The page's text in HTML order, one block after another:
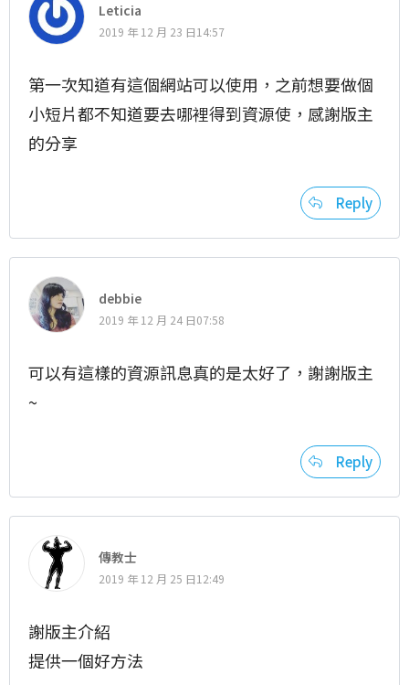
Leticia
2019 年 12 月 23 日14:57
第一次知道有這個網站可以使用，之前想要做個
小短片都不知道要去哪裡得到資源使，感謝版主
的分享
Reply
debbie
2019 年 12 月 24 日07:58
可以有這樣的資源訊息真的是太好了，謝謝版主
~
Reply
傳教士
2019 年 12 月 25 日12:49
謝版主介紹
提供一個好方法